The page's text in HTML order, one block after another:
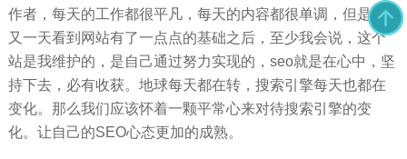
作者，每天的工作都很平凡，每天的内容都很单调，但是当
又一天看到网站有了一点点的基础之后，至少我会说，这个
站是我维护的，是自己通过努力实现的，seo就是在心中，坚
持下去，必有收获。地球每天都在转，搜索引擎每天也都在
变化。那么我们应该怀着一颗平常心来对待搜索引擎的变
化。让自己的SEO心态更加的成熟。